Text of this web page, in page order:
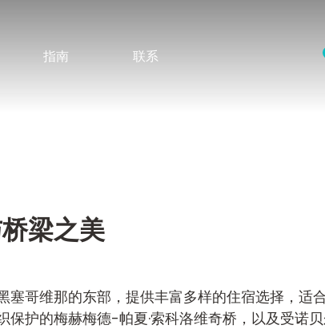
指南 联系
梁之美
哥维那的东部，提供丰富多样的住宿选择，适
护的梅赫梅德-帕夏·索科洛维奇桥，以及受诺